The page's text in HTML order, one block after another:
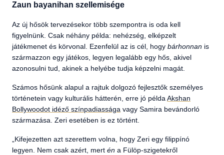
Zaun bayanihan szellemisége
Az új hősök tervezésekor több szempontra is oda kell
figyelnünk. Csak néhány példa: nehézség, elképzelt
játékmenet és körvonal. Ezenfelül az is cél, hogy bárhonnan is
származzon egy játékos, legyen legalább egy hős, akivel
azonosulni tud, akinek a helyébe tudja képzelni magát.
Számos hősünk alapul a rajtuk dolgozó fejlesztők személyes
történetein vagy kulturális hátterén, erre jó példaAkshan
Bollywoodot idéző színpadiassága vagy Samira bevándorló
származása. Zeri esetében is ez történt.
„Kifejezetten azt szerettem volna, hogy Zeri egy filippínó
legyen. Nem csak azért, mert én a Fülöp-szigetekről